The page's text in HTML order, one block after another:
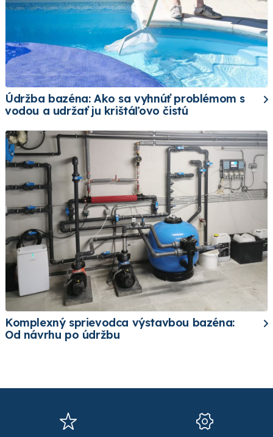
Údržba bazéna: Ako sa vyhnúť problémom s
vodou a udržať ju krištáľovo čistú
Komplexný sprievodca výstavbou bazéna:
Od návrhu po údržbu